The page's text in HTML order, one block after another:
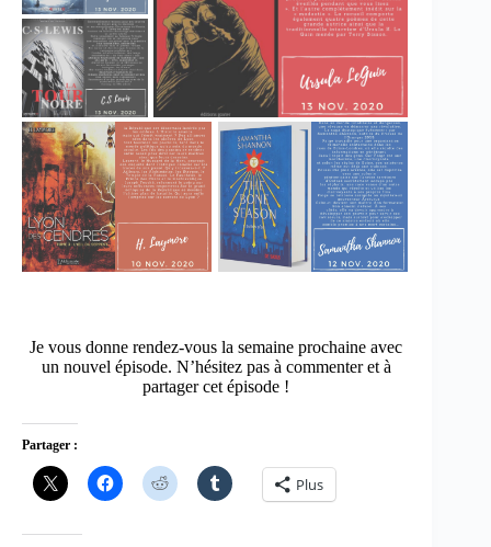
Je vous donne rendez-vous la semaine prochaine avec
un nouvel épisode. N’hésitez pas à commenter et à
partager cet épisode !
Partager :
Plus